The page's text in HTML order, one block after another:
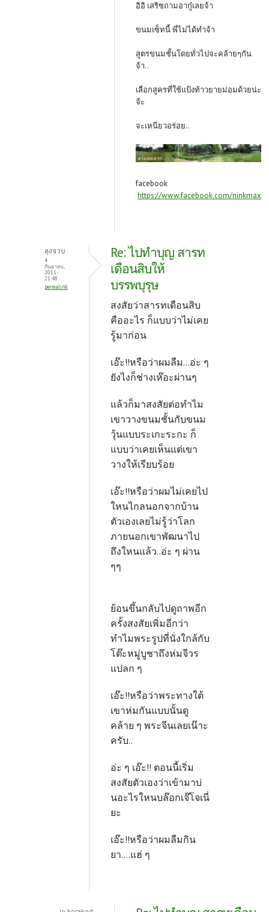
อิอิ เสริซถามอากู๋เลยจ้า
ขนมเซ็ทนี้ พี่ไม่ได้ทำจ้า
สูตรขนมชั้นโดยทั่วไปจะคล้ายๆกัน
จ้า..
เลือกสูครที่ใช้แป้งท้าวยายม่อมด้วยน่ะ
จ้ะ
จะเหนียวอร่อย..
facebook
https://www.facebook.com/ninkmax
ลุงจวบ
4
กันยายน,
2011 -
21:48
permalink
Re: ไปทำบุญ สารท
เดือนสิบให้
บรรพบุรุษ
สงสัยว่าสารทเดือนสิบ
คืออะไร ก็แบบว่าไม่เคย
รู้มาก่อน
เอ๊ะ!!หรือว่าผมลืม...อ่ะ ๆ
ยังไงก็ช่างเห๊อะผ่านๆ
แล้วก็มาสงสัยต่อทำไม
เขาวางขนมชั้นกับขนม
วุ้นแบบระเกะระกะ ก็
แบบว่าเคยเห็นแต่เขา
วางให้เรียบร้อย
เอ๊ะ!!หรือว่าผมไม่เคยไป
ใหนไกลนอกจากบ้าน
ตัวเองเลยไม่รู้ว่าโลก
ภายนอกเขาพัฒนาไป
ถึงใหนแล้ว..อ่ะ ๆ ผ่าน
ๆๆ
ย้อนขึ้นกลับไปดูถาพอีก
ครั้งสงสัยเพิ่มอีกว่า
ทำไมพระรูปที่นั่งใกล้กับ
โต๊ะหมู่บูชาถึงห่มจีวร
แปลก ๆ
เอ๊ะ!!หรือว่าพระทางใต้
เขาห่มกันแบบนั้นดู
คล้าย ๆ พระจีนเลยเน๊าะ
ครับ..
อ่ะ ๆ เอ๊ะ!! ตอนนี้เริ่ม
สงสัยตัวเองว่าเข้ามาบ่
นอะไรใหนบล๊อกเจ๊โจเนี่
ยะ
เอ๊ะ!!หรือว่าผมลืมกิน
ยา....แฮ่ ๆ